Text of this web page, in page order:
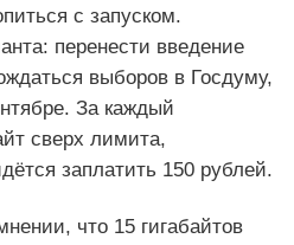
с запуском.
перенести введение
выборов в Госдуму,
За каждый
сверх лимита,
заплатить 150 рублей.
что 15 гигабайтов